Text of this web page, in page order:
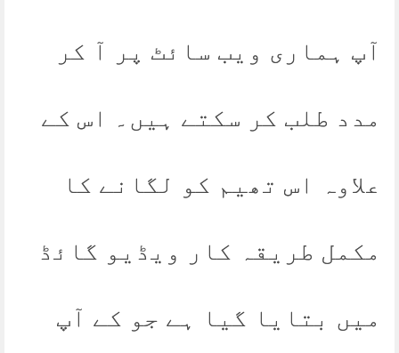
آپ ہماری ویب سائٹ پر آ کر
مدد طلب کر سکتے ہیں۔ اس کے
علاوہ اس تھیم کو لگانے کا
مکمل طریقہ کار ویڈیو گائڈ
میں بتایا گیا ہے جو کے آپ